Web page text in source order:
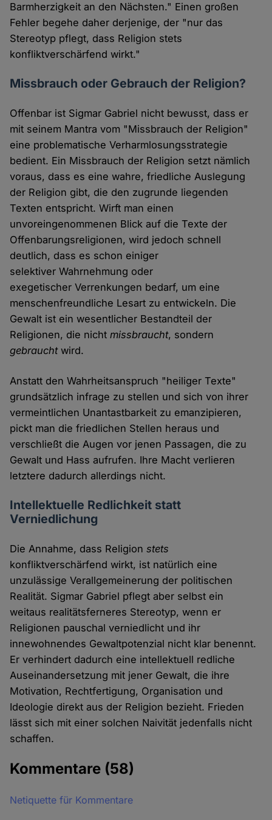
Barmherzigkeit an den Nächsten." Einen großen
Fehler begehe daher derjenige, der "nur das
Stereotyp pflegt, dass Religion stets
konfliktverschärfend wirkt."
Missbrauch oder Gebrauch der Religion?
Offenbar ist Sigmar Gabriel nicht bewusst, dass er
mit seinem Mantra vom "Missbrauch der Religion"
eine problematische Verharmlosungsstrategie
bedient. Ein Missbrauch der Religion setzt nämlich
voraus, dass es eine wahre, friedliche Auslegung
der Religion gibt, die den zugrunde liegenden
Texten entspricht. Wirft man einen
unvoreingenommenen Blick auf die Texte der
Offenbarungsreligionen, wird jedoch schnell
deutlich, dass es schon einiger
selektiver Wahrnehmung oder
exegetischer Verrenkungen bedarf, um eine
menschenfreundliche Lesart zu entwickeln. Die
Gewalt ist ein wesentlicher Bestandteil der
Religionen, die nichtmissbraucht, sondern
gebrauchtwird.
Anstatt den Wahrheitsanspruch "heiliger Texte"
grundsätzlich infrage zu stellen und sich von ihrer
vermeintlichen Unantastbarkeit zu emanzipieren,
pickt man die friedlichen Stellen heraus und
verschließt die Augen vor jenen Passagen, die zu
Gewalt und Hass aufrufen. Ihre Macht verlieren
letztere dadurch allerdings nicht.
Intellektuelle Redlichkeit statt
Verniedlichung
Die Annahme, dass Religionstets
konfliktverschärfend wirkt, ist natürlich eine
unzulässige Verallgemeinerung der politischen
Realität. Sigmar Gabriel pflegt aber selbst ein
weitaus realitätsferneres Stereotyp, wenn er
Religionen pauschal verniedlicht und ihr
innewohnendes Gewaltpotenzial nicht klar benennt.
Er verhindert dadurch eine intellektuell redliche
Auseinandersetzung mit jener Gewalt, die ihre
Motivation, Rechtfertigung, Organisation und
Ideologie direkt aus der Religion bezieht. Frieden
lässt sich mit einer solchen Naivität jedenfalls nicht
schaffen.
Kommentare (58)
Netiquette für Kommentare